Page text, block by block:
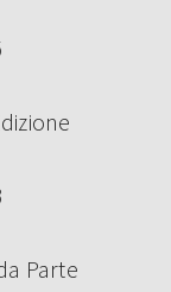
Parte